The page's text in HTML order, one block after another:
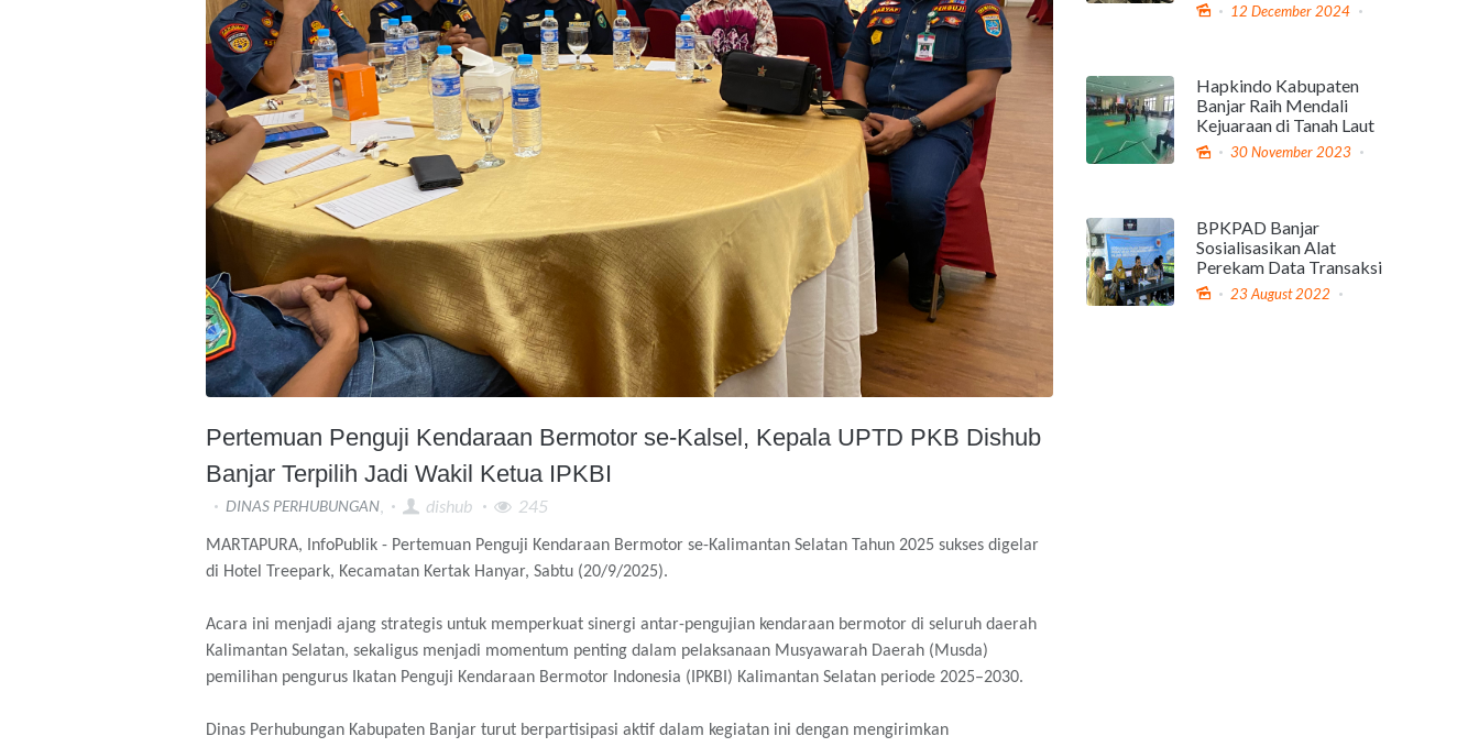
Pertemuan Penguji Kendaraan Bermotor se-Kalsel, Kepala UPTD PKB Dishub
Banjar Terpilih Jadi Wakil Ketua IPKBI
DINAS PERHUBUNGAN, dishub 245
MARTAPURA, InfoPublik - Pertemuan Penguji Kendaraan Bermotor se-Kalimantan Selatan Tahun 2025 sukses digelar
di Hotel Treepark, Kecamatan Kertak Hanyar, Sabtu (20/9/2025).
Acara ini menjadi ajang strategis untuk memperkuat sinergi antar-pengujian kendaraan bermotor di seluruh daerah
Kalimantan Selatan, sekaligus menjadi momentum penting dalam pelaksanaan Musyawarah Daerah (Musda)
pemilihan pengurus Ikatan Penguji Kendaraan Bermotor Indonesia (IPKBI) Kalimantan Selatan periode 2025–2030.
Dinas Perhubungan Kabupaten Banjar turut berpartisipasi aktif dalam kegiatan ini dengan mengirimkan
12 December 2024
Hapkindo Kabupaten
Banjar Raih Mendali
Kejuaraan di Tanah Laut
30 November 2023
BPKPAD Banjar
Sosialisasikan Alat
Perekam Data Transaksi
23 August 2022